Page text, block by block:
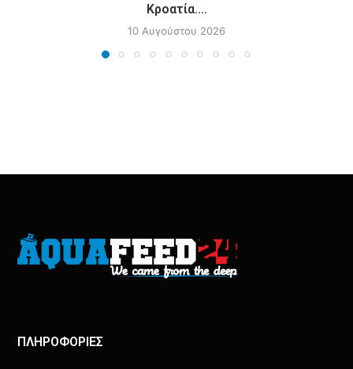
Κροατία....
10 Αυγούστου 2026
ΠΛΗΡΟΦΟΡΙΕΣ